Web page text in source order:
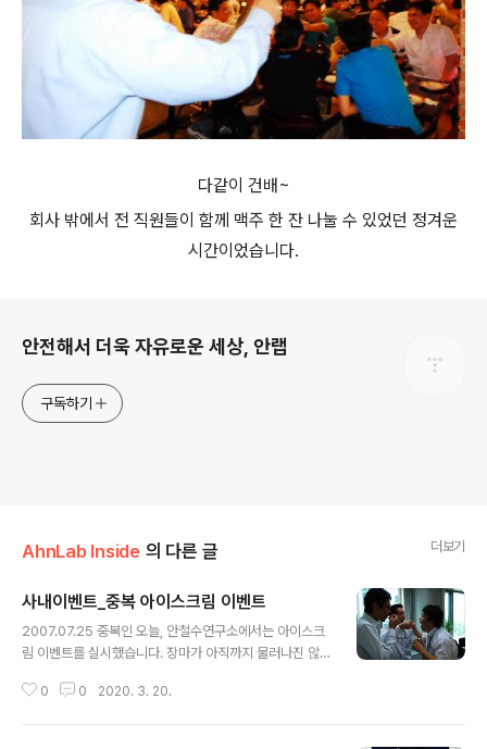
다같이 건배~
회사 밖에서 전 직원들이 함께 맥주 한 잔 나눌 수 있었던 정겨운
시간이었습니다.
안전해서 더욱 자유로운 세상, 안랩
구독하기
AhnLab Inside 의 다른 글 더보기
사내이벤트_중복 아이스크림 이벤트
2007.07.25 중복인 오늘, 안철수연구소에서는 아이스크
림 이벤트를 실시했습니다. 장마가 아직까지 물러나진 않
설(五行說)에 있어서 가을의 서늘한 금기(金氣)가 여름의
0 0 2020. 3. 20.